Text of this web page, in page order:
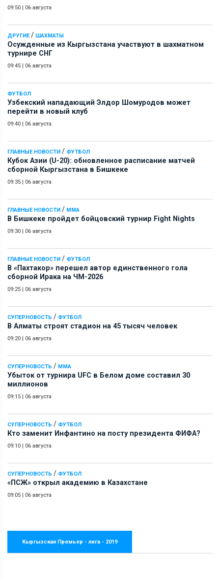
09:50 | 06 августа
ДРУГИЕ/ ШАХМАТЫ
Осужденные из Кыргызстана участвуют в шахматном
турнире СНГ
09:45 | 06 августа
ФУТБОЛ
Узбекский нападающий Элдор Шомуродов может
перейти в новый клуб
09:40 | 06 августа
ГЛАВНЫЕ НОВОСТИ / ФУТБОЛ
Кубок Азии (U-20): обновленное расписание матчей
сборной Кыргызстана в Бишкеке
09:35 | 06 августа
ГЛАВНЫЕ НОВОСТИ / ММА
В Бишкеке пройдет бойцовский турнир Fight Nights
09:30 | 06 августа
ГЛАВНЫЕ НОВОСТИ / ФУТБОЛ
В «Пахтакор» перешел автор единственного гола
сборной Ирака на ЧМ-2026
09:25 | 06 августа
СУПЕРНОВОСТЬ / ФУТБОЛ
В Алматы строят стадион на 45 тысяч человек
09:20 | 06 августа
СУПЕРНОВОСТЬ / ММА
Убыток от турнира UFC в Белом доме составил 30
миллионов
09:15 | 06 августа
СУПЕРНОВОСТЬ / ФУТБОЛ
Кто заменит Инфантино на посту президента ФИФА?
09:10 | 06 августа
СУПЕРНОВОСТЬ / ФУТБОЛ
«ПСЖ» открыл академию в Казахстане
09:05 | 06 августа
Кыргызская Премьер - лига - 2019